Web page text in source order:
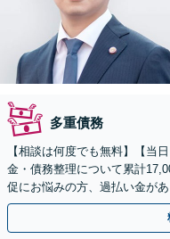
多重債務
【相談は何度でも無料】【当
金・債務整理について累計
促にお悩みの方、過払い金が
ストな解決策を提案いたしま